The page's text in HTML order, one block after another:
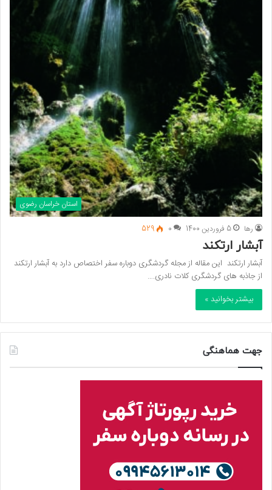
استان خراسان رضوی
رها 5 فروردین 1400 0
529
آبشار ارتکند
آبشار ارتکند این مقاله از مجله گردشگری دوباره سفر اختصاص دارد به آبشار ارتکند
از جاذبه های گردشگری کلات نادری.…
بیشتر بخوانید »
جهت هماهنگی